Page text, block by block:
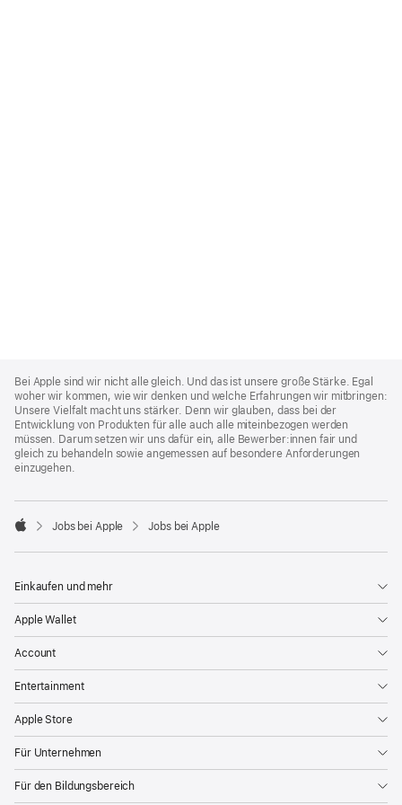
Footer
Bei Apple sind wir nicht alle gleich. Und das ist unsere große Stärke. Egal
woher wir kommen, wie wir denken und welche Erfahrungen wir mitbringen:
Unsere Vielfalt macht uns stärker. Denn wir glauben, dass bei der
Entwicklung von Produkten für alle auch alle miteinbezogen werden
müssen. Darum setzen wir uns dafür ein, alle Bewerber:innen fair und
gleich zu behandeln sowie angemessen auf besondere Anforderungen
einzugehen.

Jobs bei Apple Jobs bei Apple
Einkaufen und mehr
Apple Wallet
Account
Entertainment
Apple Store
Für Unternehmen
Für den Bildungsbereich